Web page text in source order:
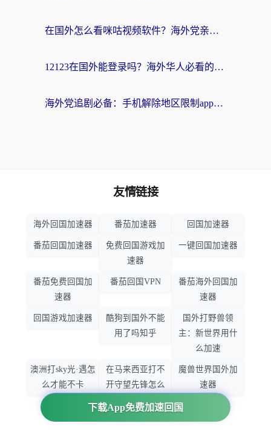
在国外怎么看咪咕视频软件？海外党亲测有效的回国加速方案
12123在国外能登录吗？海外华人必看的回国加速实用指南
海外党追剧必备：手机解除地区限制app怎么选？解决央视视频&国内剧地区限制全指南
下载App免费加速回国
友情链接
海外回国加速器 番茄加速器 回国加速器
番茄回国加速器
免费回国游戏加
速器
一键回国加速器
番茄免费回国加
速器
番茄回国VPN
番茄海外回国加
速器
回国游戏加速器
酷狗到国外不能
用了吗知乎
国外打野兽领
主：新世界用什
么加速
澳洲打sky光·遇怎
么才能不卡
在马来西亚打不
开守望先锋怎么
办
魔兽世界国外加
速器